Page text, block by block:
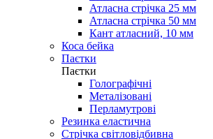
Атласна стрічка 25 мм
Атласна стрічка 50 мм
Кант атласний, 10 мм
Коса бейка
Паєтки
Паєтки
Голографічні
Металізовані
Перламутрові
Резинка еластична
Стрічка світловідбивна